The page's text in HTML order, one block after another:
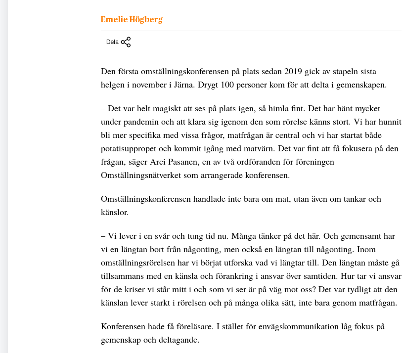
Emelie Högberg
Dela
Den första omställningskonferensen på plats sedan 2019 gick av stapeln sista
helgen i november i Järna. Drygt 100 personer kom för att delta i gemenskapen.
– Det var helt magiskt att ses på plats igen, så himla fint. Det har hänt mycket
under pandemin och att klara sig igenom den som rörelse känns stort. Vi har hunnit
bli mer specifika med vissa frågor, matfrågan är central och vi har startat både
potatisuppropet och kommit igång med matvärn. Det var fint att få fokusera på den
frågan, säger Arci Pasanen, en av två ordföranden för föreningen
Omställningsnätverket som arrangerade konferensen.
Omställningskonferensen handlade inte bara om mat, utan även om tankar och
känslor.
– Vi lever i en svår och tung tid nu. Många tänker på det här. Och gemensamt har
vi en längtan bort från någonting, men också en längtan till någonting. Inom
omställningsrörelsen har vi börjat utforska vad vi längtar till. Den längtan måste gå
tillsammans med en känsla och förankring i ansvar över samtiden. Hur tar vi ansvar
för de kriser vi står mitt i och som vi ser är på väg mot oss? Det var tydligt att den
känslan lever starkt i rörelsen och på många olika sätt, inte bara genom matfrågan.
Konferensen hade få föreläsare. I stället för envägskommunikation låg fokus på
gemenskap och deltagande.